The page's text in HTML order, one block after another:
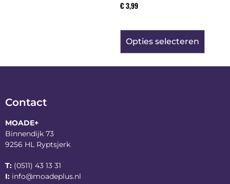
€ 3,99
Opties selecteren
Contact
MOADE+
Binnendijk 73
9256 HL Ryptsjerk
T: (0511) 43 13 31
I: info@moadeplus.nl